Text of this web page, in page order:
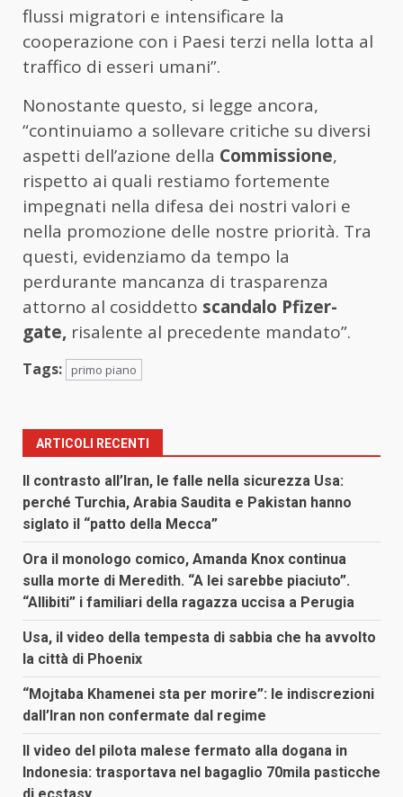
flussi migratori e intensificare la
cooperazione con i Paesi terzi nella lotta al
traffico di esseri umani”.
Nonostante questo, si legge ancora,
“continuiamo a sollevare critiche su diversi
aspetti dell’azione della Commissione,
rispetto ai quali restiamo fortemente
impegnati nella difesa dei nostri valori e
nella promozione delle nostre priorità. Tra
questi, evidenziamo da tempo la
perdurante mancanza di trasparenza
attorno al cosiddetto scandalo Pfizer-
gate, risalente al precedente mandato”.
Tags: primo piano
ARTICOLI RECENTI
Il contrasto all’Iran, le falle nella sicurezza Usa:
perché Turchia, Arabia Saudita e Pakistan hanno
siglato il “patto della Mecca”
Ora il monologo comico, Amanda Knox continua
sulla morte di Meredith. “A lei sarebbe piaciuto”.
“Allibiti” i familiari della ragazza uccisa a Perugia
Usa, il video della tempesta di sabbia che ha avvolto
la città di Phoenix
“Mojtaba Khamenei sta per morire”: le indiscrezioni
dall’Iran non confermate dal regime
Il video del pilota malese fermato alla dogana in
Indonesia: trasportava nel bagaglio 70mila pasticche